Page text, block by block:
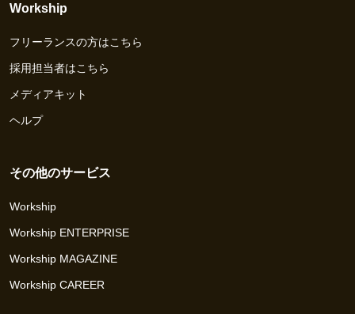
Workship
フリーランスの方はこちら
採用担当者はこちら
メディアキット
ヘルプ
その他のサービス
Workship
Workship ENTERPRISE
Workship MAGAZINE
Workship CAREER